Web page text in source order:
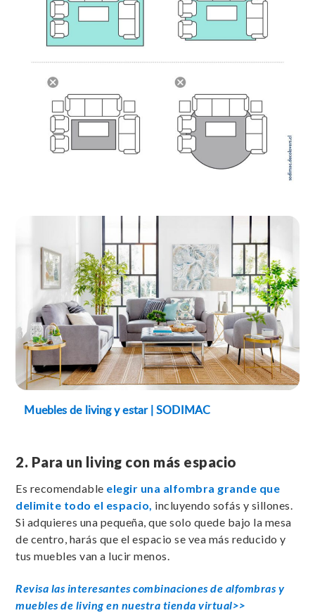
Muebles de living y estar | SODIMAC
2. Para un living con más espacio
Es recomendable elegir una alfombra grande que
delimite todo el espacio, incluyendo sofás y sillones.
Si adquieres una pequeña, que solo quede bajo la mesa
de centro, harás que el espacio se vea más reducido y
tus muebles van a lucir menos.
Revisa las interesantes combinaciones de alfombras y
muebles de living en nuestra tienda virtual>>